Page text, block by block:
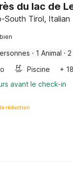
du lac de
South Tirol, Italian
· 1 Animal ·
Piscine
+
avant le check-in
réduction